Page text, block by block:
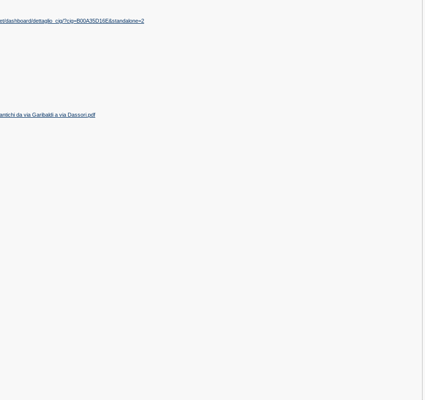
dashboard/dettaglio_cig/?cig=B00A35D16E&standalone=2
da via Garibaldi a via Dassori.pdf